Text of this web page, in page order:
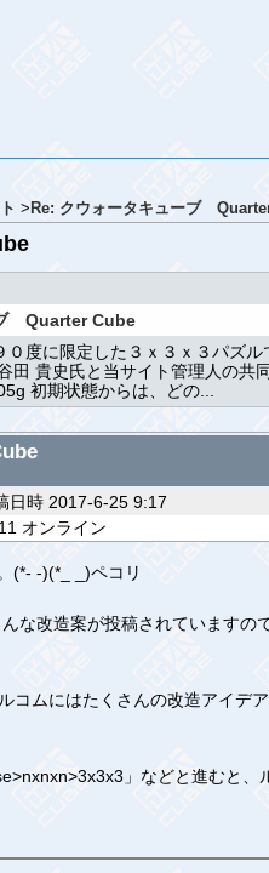
> Re: クウォータキューブ
Quarter Cube
０度に限定した３ｘ３ｘ３パズ
田 貴史氏と当サイト管理人の
初期状態からは、どの...
日時 2017-6-25 9:17
オンライン
(*- -)(*_ _)ペコリ
な改造案が投稿されていますの
ムにはたくさんの改造アイデ
」などと進むと、